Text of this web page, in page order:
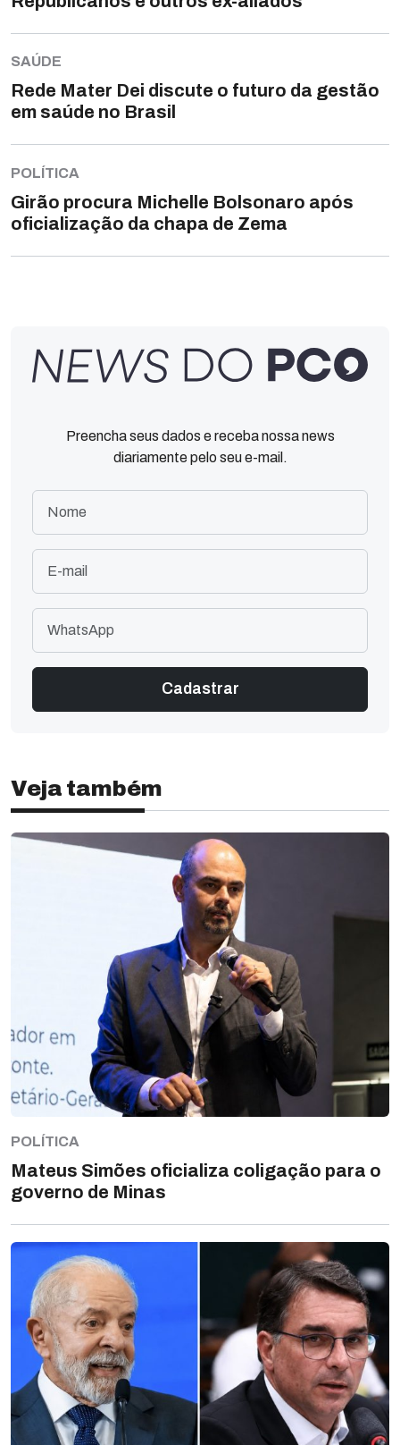
SAÚDE
Rede Mater Dei discute o futuro da gestão
em saúde no Brasil
POLÍTICA
Girão procura Michelle Bolsonaro após
oficialização da chapa de Zema
Preencha seus dados e receba nossa news
diariamente pelo seu e-mail.
Veja também
POLÍTICA
Mateus Simões oficializa coligação para o
governo de Minas